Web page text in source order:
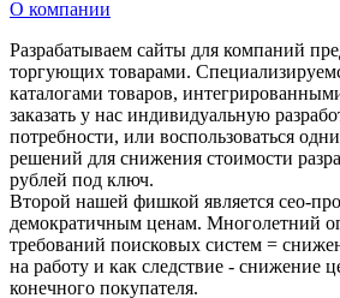
О компании
Разрабатываем сайты для компаний
торгующих товарами.
каталогами товаров,
заказать у нас индивидуальную
потребности, или воспользоваться
решений для снижения стоимости
рублей под ключ.
Второй нашей фишкой является сео-
демократичным ценам. Многолетний
требований поисковых систем =
на работу и как следствие - снижение
конечного покупателя.